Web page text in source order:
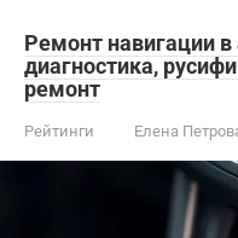
Ремонт навигации
диагностика,
ремонт
Рейтинги Елена